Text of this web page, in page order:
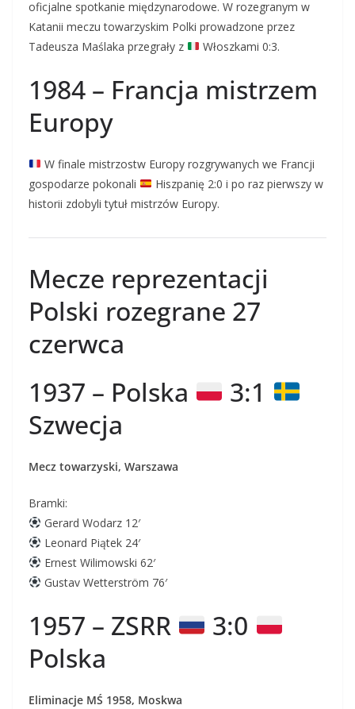
oficjalne spotkanie międzynarodowe. W rozegranym w
Katanii meczu towarzyskim Polki prowadzone przez
Tadeusza Maślaka przegrały z
Włoszkami 0:3.
1984 – Francja mistrzem
Europy
W finale mistrzostw Europy rozgrywanych we Francji
gospodarze pokonali
Hiszpanię 2:0 i po raz pierwszy w
historii zdobyli tytuł mistrzów Europy.
Mecze reprezentacji
Polski rozegrane 27
czerwca
1937 – Polska
3:1
Szwecja
Mecz towarzyski, Warszawa
Bramki:
Gerard Wodarz 12′
Leonard Piątek 24′
Ernest Wilimowski 62′
Gustav Wetterström 76′
1957 – ZSRR
3:0
Polska
Eliminacje MŚ 1958, Moskwa